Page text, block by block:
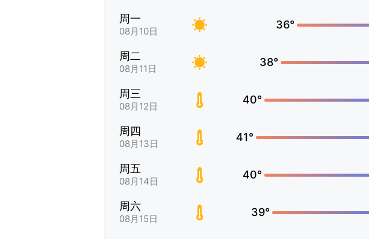
周一
08月10日
36°
周二
08月11日
38°
周三
08月12日
40°
周四
08月13日
41°
周五
08月14日
40°
周六
08月15日
39°